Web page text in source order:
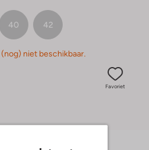
40 42
niet beschikbaar.
Favoriet